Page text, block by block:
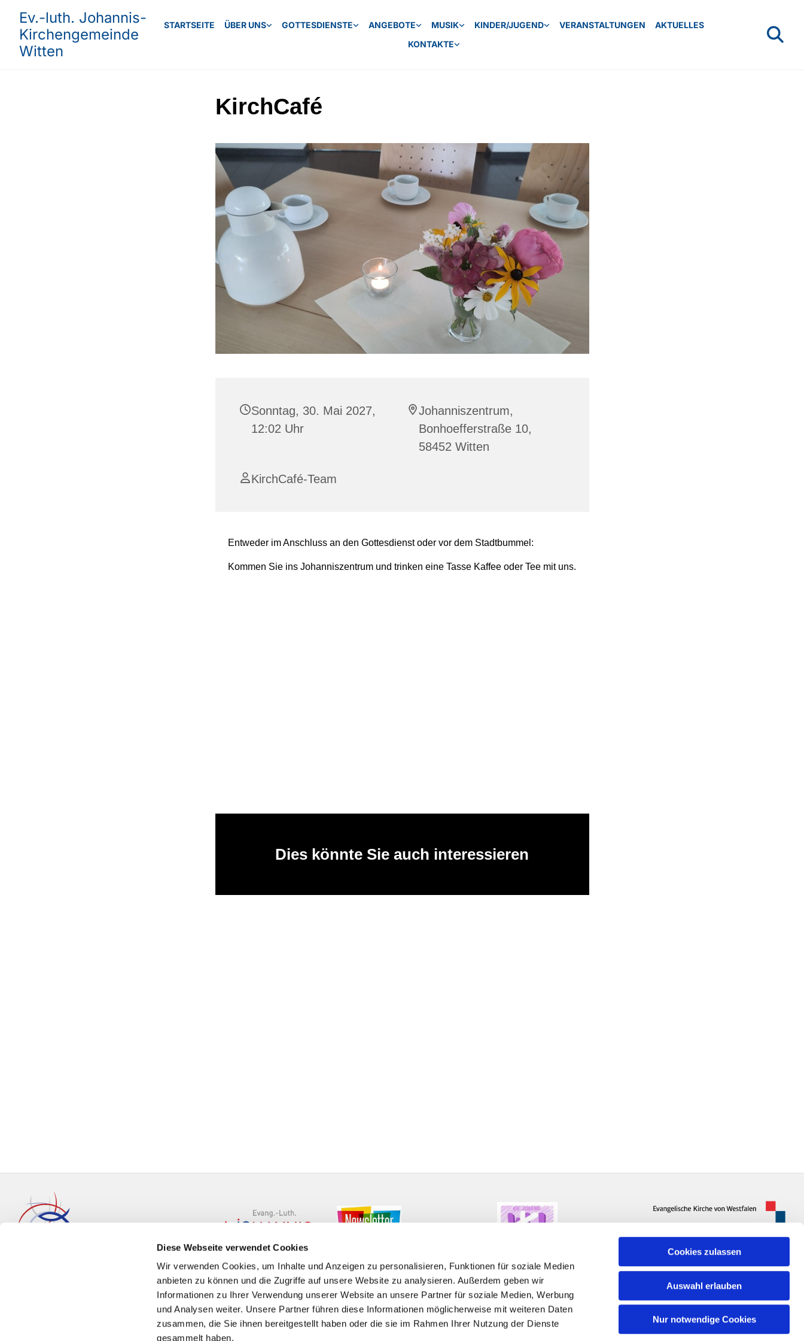
Diese Webseite verwendet Cookies
Wir verwenden Cookies, um Inhalte und Anzeigen zu personalisieren, Funktionen für soziale Medien
anbieten zu können und die Zugriffe auf unsere Website zu analysieren. Außerdem geben wir
Informationen zu Ihrer Verwendung unserer Website an unsere Partner für soziale Medien, Werbung
und Analysen weiter. Unsere Partner führen diese Informationen möglicherweise mit weiteren Daten
zusammen, die Sie ihnen bereitgestellt haben oder die sie im Rahmen Ihrer Nutzung der Dienste
gesammelt haben.
Cookies zulassen
Auswahl erlauben
Nur notwendige Cookies
Ev.-luth. Johannis-
Kirchengemeinde
Witten
STARTSEITE ÜBER UNS GOTTESDIENSTE ANGEBOTE MUSIK KINDER/JUGEND VERANSTALTUNGEN
AKTUELLES
KONTAKTE
KirchCafé
Sonntag, 30. Mai 2027,
12:02 Uhr
Johanniszentrum,
Bonhoefferstraße 10,
58452 Witten
KirchCafé-Team
Entweder im Anschluss an den Gottesdienst oder vor dem Stadtbummel:
Kommen Sie ins Johanniszentrum und trinken eine Tasse Kaffee oder Tee mit uns.
Dies könnte Sie auch interessieren
Barrierefreiheitserklärung